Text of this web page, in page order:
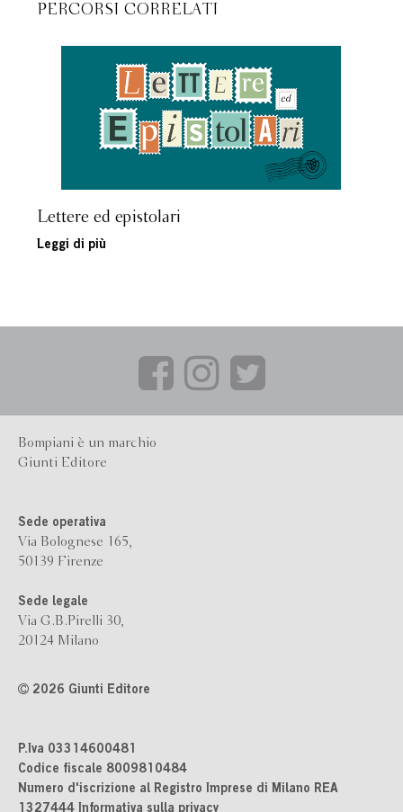
PERCORSI CORRELATI
Lettere ed epistolari
Leggi di più
Bompiani è un marchio
Giunti Editore
Sede operativa
Via Bolognese 165,
50139 Firenze
Sede legale
Via G.B.Pirelli 30,
20124 Milano
2026 Giunti Editore
P.Iva 03314600481
Codice fiscale 8009810484
Numero d'iscrizione al Registro Imprese di Milano REA